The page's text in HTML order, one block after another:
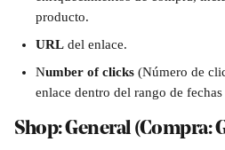
producto.
URL del enlace.
Number of clicks (Número de
enlace dentro del rango de
Shop: General (Compra: